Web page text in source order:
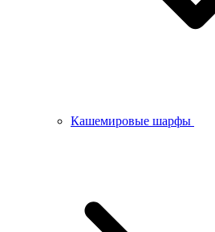
Кашемировые шарфы